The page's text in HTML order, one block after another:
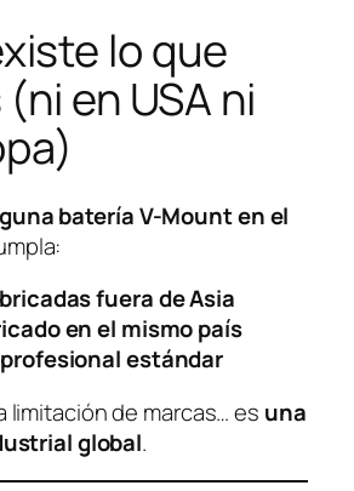
lo que
en USA ni
batería V-Mount en el
fuera de Asia
en el mismo país
estándar
limitación de marcas… es una
global.